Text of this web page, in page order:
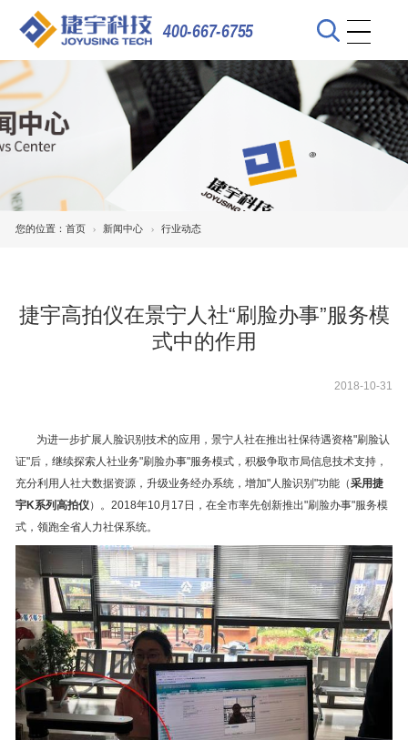
400-667-6755
您的位置： 首页 新闻中心 行业动态
捷宇高拍仪在景宁人社“刷脸办事”服务模
式中的作用
2018-10-31
为进一步扩展人脸识别技术的应用，景宁人社在推出社保待遇资格"刷脸认
证"后，继续探索人社业务"刷脸办事"服务模式，积极争取市局信息技术支持，
充分利用人社大数据资源，升级业务经办系统，增加"人脸识别"功能（采用捷
宇K系列高拍仪）。2018年10月17日，在全市率先创新推出"刷脸办事"服务模
式，领跑全省人力社保系统。